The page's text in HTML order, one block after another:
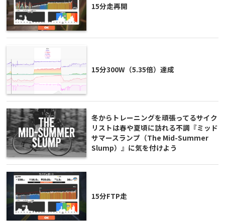
15分走再開
15分300W（5.35倍）達成
冬からトレーニングを頑張ってるサイク
リストは春や夏頃に訪れる不調『ミッド
サマースランプ（The Mid-Summer
Slump）』に気を付けよう
15分FTP走